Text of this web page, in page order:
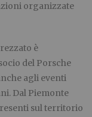
organizzate
è
del Porsche
agli eventi
Dal Piemonte
sul territorio